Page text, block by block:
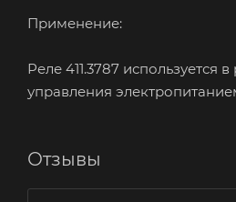
Применение:
Реле 411.3787
управления
Отзывы